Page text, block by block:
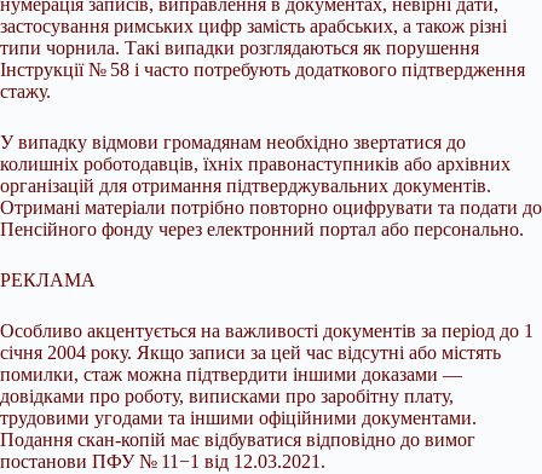
нумерація записів, виправлення в документах, невірні дати,
застосування римських цифр замість арабських, а також різні
типи чорнила. Такі випадки розглядаються як порушення
Інструкції № 58 і часто потребують додаткового підтвердження
стажу.
У випадку відмови громадянам необхідно звертатися до
колишніх роботодавців, їхніх правонаступників або архівних
організацій для отримання підтверджувальних документів.
Отримані матеріали потрібно повторно оцифрувати та подати до
Пенсійного фонду через електронний портал або персонально.
РЕКЛАМА
Особливо акцентується на важливості документів за період до 1
січня 2004 року. Якщо записи за цей час відсутні або містять
помилки, стаж можна підтвердити іншими доказами —
довідками про роботу, виписками про заробітну плату,
трудовими угодами та іншими офіційними документами.
Подання скан-копій має відбуватися відповідно до вимог
постанови ПФУ № 11−1 від 12.03.2021.